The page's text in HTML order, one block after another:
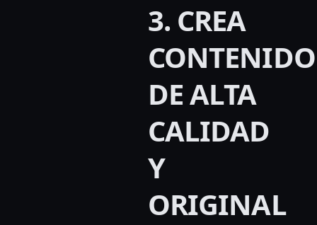
3. CREA
CONTENIDO
DE ALTA
CALIDAD
Y
ORIGINAL